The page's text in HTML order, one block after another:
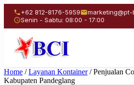
+62 812-8176-5959
marketing@pt-
Senin - Sabtu: 08:00 - 17:00
Home / Layanan Kontainer / Penjualan
Kabupaten Pandeglang